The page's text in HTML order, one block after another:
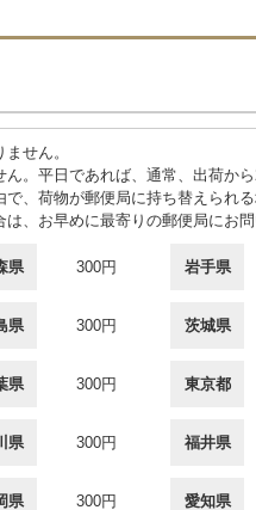
せん。
。平日であれば、通常、出荷か
、荷物が郵便局に持ち替えられ
、お早めに最寄りの郵便局にお問
県 300円 岩手県
県 300円 茨城県
県 300円 東京都
県 300円 福井県
県 300円 愛知県